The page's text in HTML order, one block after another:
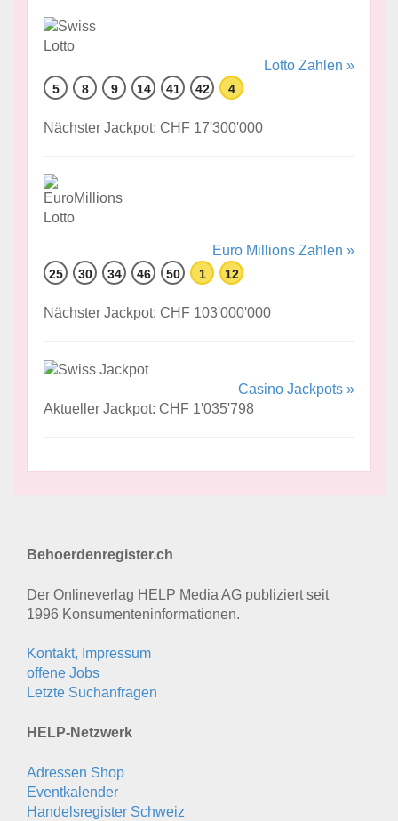
Lotto Zahlen »
5 8 9 14 41 42 4
Nächster Jackpot: CHF 17'300'000
Euro Millions Zahlen »
25 30 34 46 50 1 12
Nächster Jackpot: CHF 103'000'000
Casino Jackpots »
Aktueller Jackpot: CHF 1'035'798
Behoerdenregister.ch
Der Onlineverlag HELP Media AG publiziert seit
1996 Konsumenten­informationen.
Kontakt, Impressum
offene Jobs
Letzte Suchanfragen
HELP-Netzwerk
Adressen Shop
Eventkalender
Handelsregister Schweiz